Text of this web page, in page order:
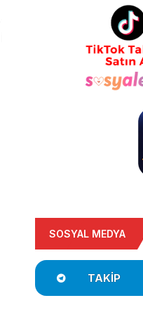
SOSYAL MEDYA
TAKIP